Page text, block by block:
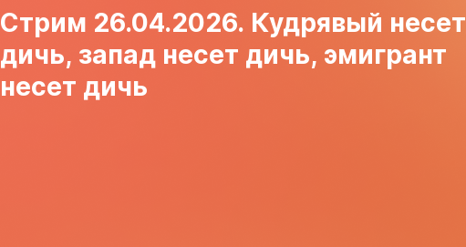
Стрим 26.04.2026. Кудрявый несет
дичь, запад несет дичь, эмигрант
несет дичь